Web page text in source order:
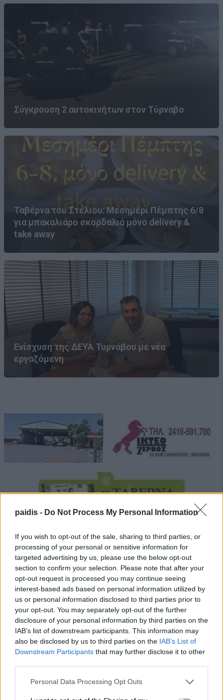
paidis - Do Not Process My Personal Information
If you wish to opt-out of the sale, sharing to third parties, or
processing of your personal or sensitive information for
targeted advertising by us, please use the below opt-out
section to confirm your selection. Please note that after your
opt-out request is processed you may continue seeing
interest-based ads based on personal information utilized by
us or personal information disclosed to third parties prior to
your opt-out. You may separately opt-out of the further
disclosure of your personal information by third parties on the
IAB’s list of downstream participants. This information may
also be disclosed by us to third parties on the IAB’s List of
Downstream Participants that may further disclose it to other
Personal Data Processing Opt Outs
Σύγκρουση 2 αυτοκινήτων στον Τύρναβο
Ταβέρνα του Στέλιου: Μεσημέρι Πέμπτης 6/8
για μπακαλιάρο σκορδαλιά μόνο delivery &
take away
Ενίσχυση της ΔΕΥΑ Τυρνάβου με νέα
εργαζόμενη